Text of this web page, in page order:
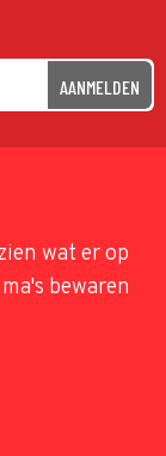
AANMELDEN
wat er op
bewaren